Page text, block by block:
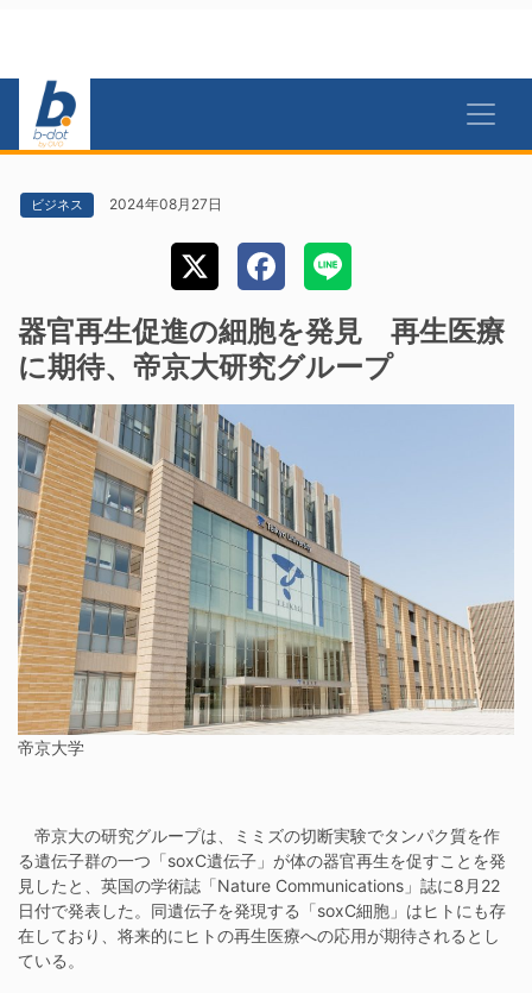
ビジネス 2024年08月27日
器官再生促進の細胞を発見 再生医療
に期待、帝京大研究グループ
帝京大学
帝京大の研究グループは、ミミズの切断実験でタンパク質を作
る遺伝子群の一つ「soxC遺伝子」が体の器官再生を促すことを発
見したと、英国の学術誌「Nature Communications」誌に8月22
日付で発表した。同遺伝子を発現する「soxC細胞」はヒトにも存
在しており、将来的にヒトの再生医療への応用が期待されるとし
ている。